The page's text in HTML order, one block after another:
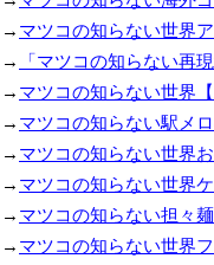
→ マツコの知らない世界
→
「マツコの知らない再
→ マツコの知らない世界
→ マツコの知らない駅メ
→ マツコの知らない世界
→ マツコの知らない世界
→ マツコの知らない担々
→ マツコの知らない世界